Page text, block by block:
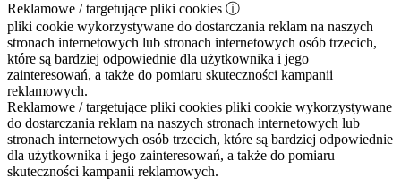
Reklamowe / targetujące pliki cookies ⓘ
pliki cookie wykorzystywane do dostarczania reklam na naszych
stronach internetowych lub stronach internetowych osób trzecich,
które są bardziej odpowiednie dla użytkownika i jego
zainteresowań, a także do pomiaru skuteczności kampanii
reklamowych.
Reklamowe / targetujące pliki cookies pliki cookie wykorzystywane
do dostarczania reklam na naszych stronach internetowych lub
stronach internetowych osób trzecich, które są bardziej odpowiednie
dla użytkownika i jego zainteresowań, a także do pomiaru
skuteczności kampanii reklamowych.